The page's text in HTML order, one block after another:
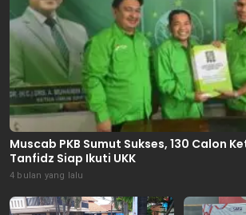
Muscab PKB Sumut Sukses, 130 Calon
Tanfidz Siap Ikuti UKK
4 bulan yang lalu